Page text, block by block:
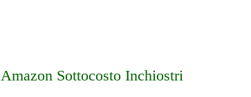
Amazon Sottocosto Inchiostri